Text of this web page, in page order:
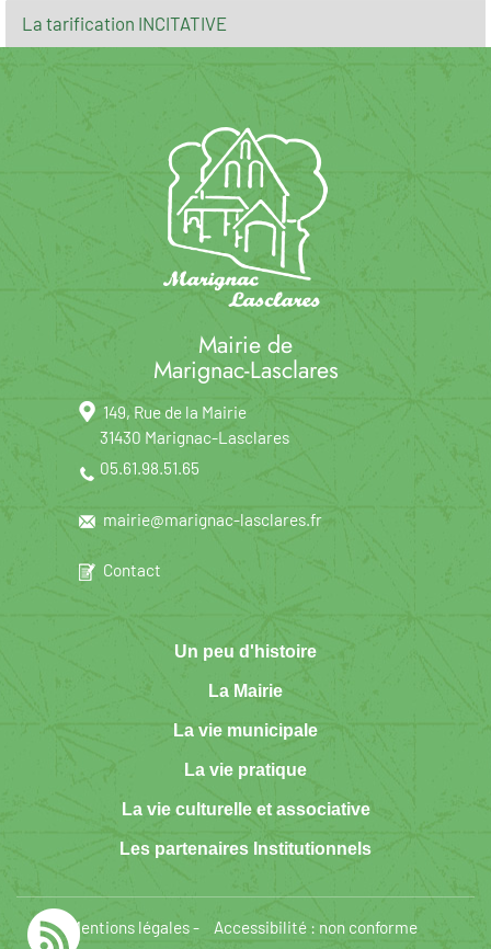
La tarification INCITATIVE
Mairie de
Marignac-Lasclares
149, Rue de la Mairie
31430 Marignac-Lasclares
05.61.98.51.65
mairie@marignac-lasclares.fr
Contact
Un peu d'histoire
La Mairie
La vie municipale
La vie pratique
La vie culturelle et associative
Les partenaires Institutionnels
Mentions légales- Accessibilité : non conforme